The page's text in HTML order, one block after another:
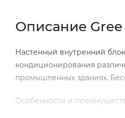
Описание Gree
Настенный внутренний блок
кондиционирования
промышленных зданиях.
Особенности и